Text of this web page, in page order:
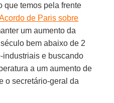
que temos pela frente
de Paris sobre
um aumento da
bem abaixo de 2
industriais e buscando
a um aumento de
o secretário-geral da